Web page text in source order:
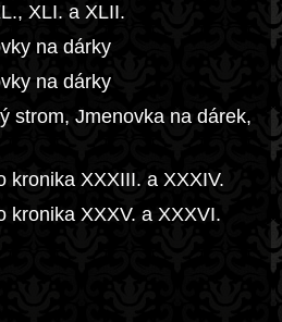
XLI. a XLII.
na dárky
na dárky
strom, Jmenovka na dárek,
kronika XXXIII. a XXXIV.
kronika XXXV. a XXXVI.